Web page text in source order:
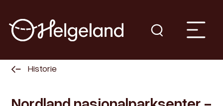
Historie